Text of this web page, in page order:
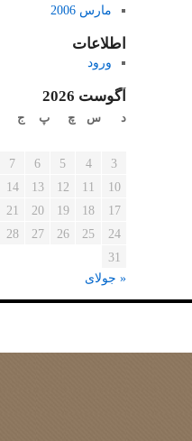
مارس 2006
اطلاعات
ورود
آگوست 2026
د س چ پ ج
3
4
5
6
7
10
11
12
13
14
17
18
19
20
21
24
25
26
27
28
31
« جولای